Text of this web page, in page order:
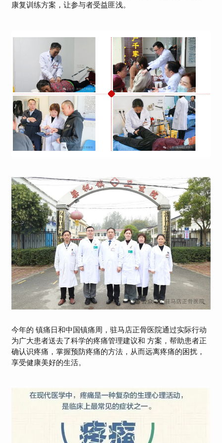
康复训练方案，让参与者受益匪浅。
今年的 镇痛日和中国镇痛周，驻马店正骨医院通过实际行动
为广大患者送去了科学的疼痛管理建议和 方案，帮助患者正
确认识疼痛，掌握预防疼痛的方法，从而远离疼痛的困扰，
享受健康美好的生活。